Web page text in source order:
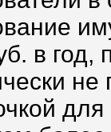
в год,
не